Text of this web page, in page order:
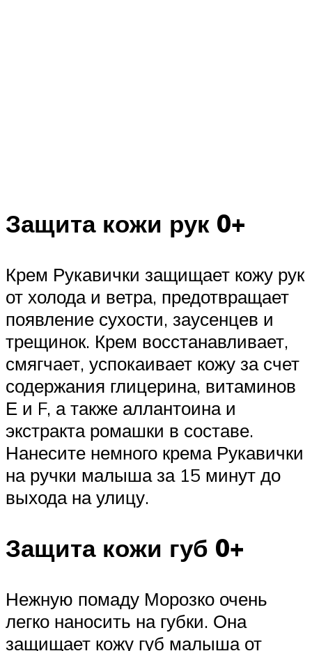
Защита кожи рук 0+
Крем Рукавички защищает кожу рук
от холода и ветра, предотвращает
появление сухости, заусенцев и
трещинок. Крем восстанавливает,
смягчает, успокаивает кожу за счет
содержания глицерина, витаминов
Е и F, а также аллантоина и
экстракта ромашки в составе.
Нанесите немного крема Рукавички
на ручки малыша за 15 минут до
выхода на улицу.
Защита кожи губ 0+
Нежную помаду Морозко очень
легко наносить на губки. Она
защищает кожу губ малыша от